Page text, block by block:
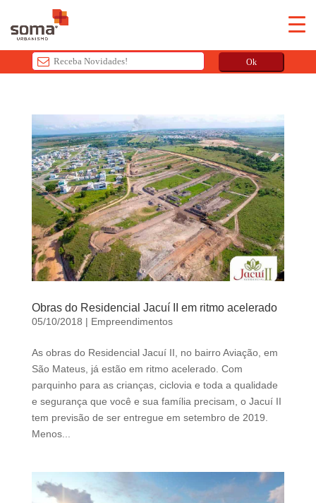
Ok
i
s
f
i
e
l
d
s
h
o
l
d
e
l
e
f
t
b
n
Obras do Residencial Jacuí II em ritmo acelerado
05/10/2018 | Empreendimentos
As obras do Residencial Jacuí II, no bairro Aviação, em
São Mateus, já estão em ritmo acelerado. Com
parquinho para as crianças, ciclovia e toda a qualidade
e segurança que você e sua família precisam, o Jacuí II
tem previsão de ser entregue em setembro de 2019.
Menos...